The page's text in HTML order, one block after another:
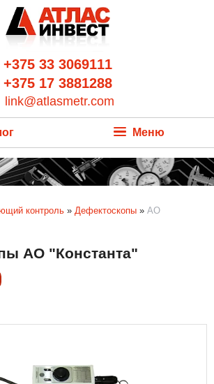
+375 33 3069111
+375 17 3881288
link@atlasmetr.com
Меню
контроль » Дефектоскопы » АО
АО "Константа"